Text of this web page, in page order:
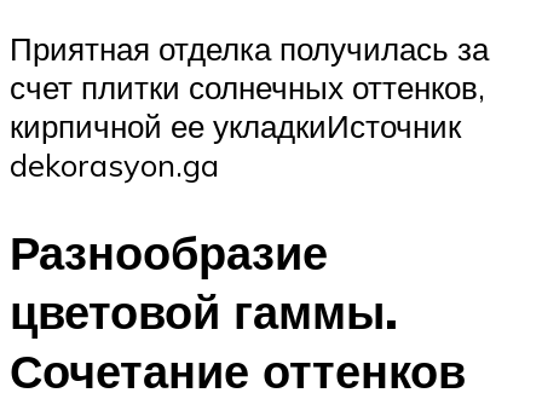
Приятная отделка получилась за
счет плитки солнечных оттенков,
кирпичной ее укладкиИсточник
dekorasyon.ga
Разнообразие
цветовой гаммы.
Сочетание оттенков